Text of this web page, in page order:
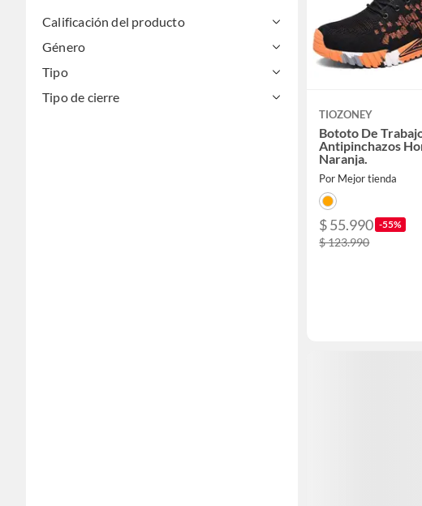
Calificación del producto
Género
Tipo
Tipo de cierre
TIOZONEY
Bototo De
Antipinchazos
Naranja.
Por Mejor tienda
$ 55.990 -55%
$ 123.990